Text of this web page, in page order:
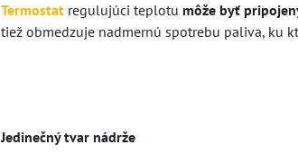
Termostat regulujúci teplotu môže byť
tiež obmedzuje nadmernú spotrebu paliva, ku
Jedinečný tvar nádrže